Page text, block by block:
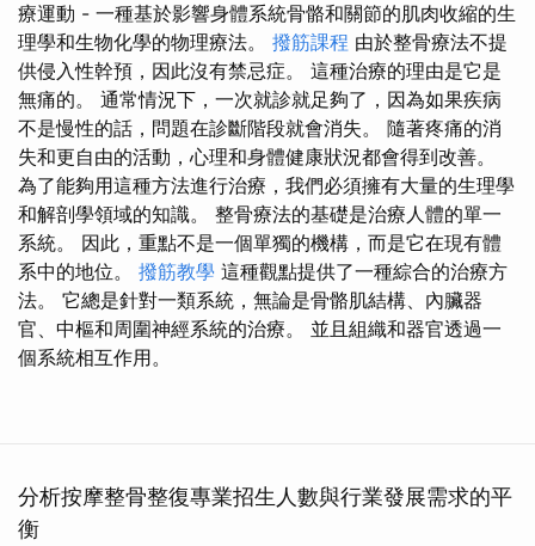
療運動 - 一種基於影響身體系統骨骼和關節的肌肉收縮的生
理學和生物化學的物理療法。 撥筋課程 由於整骨療法不提
供侵入性幹預，因此沒有禁忌症。 這種治療的理由是它是
無痛的。 通常情況下，一次就診就足夠了，因為如果疾病
不是慢性的話，問題在診斷階段就會消失。 隨著疼痛的消
失和更自由的活動，心理和身體健康狀況都會得到改善。
為了能夠用這種方法進行治療，我們必須擁有大量的生理學
和解剖學領域的知識。 整骨療法的基礎是治療人體的單一
系統。 因此，重點不是一個單獨的機構，而是它在現有體
系中的地位。 撥筋教學 這種觀點提供了一種綜合的治療方
法。 它總是針對一類系統，無論是骨骼肌結構、內臟器
官、中樞和周圍神經系統的治療。 並且組織和器官透過一
個系統相互作用。
分析按摩整骨整復專業招生人數與行業發展需求的平
衡